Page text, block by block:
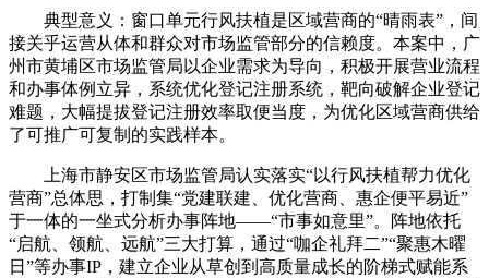
典型意义：窗口单元行风扶植是区域营商的“晴雨表”，间
接关乎运营从体和群众对市场监管部分的信赖度。本案中，广
州市黄埔区市场监管局以企业需求为导向，积极开展营业流程
和办事体例立异，系统优化登记注册系统，靶向破解企业登记
难题，大幅提拔登记注册效率取便当度，为优化区域营商供给
了可推广可复制的实践样本。
上海市静安区市场监管局认实落实“以行风扶植帮力优化
营商”总体思，打制集“党建联建、优化营商、惠企便平易近”
于一体的一坐式分析办事阵地——“市事如意里”。阵地依托
“启航、领航、远航”三大打算，通过“咖企礼拜二”“聚惠木曜
日”等办事IP，建立企业从草创到高质量成长的阶梯式赋能系